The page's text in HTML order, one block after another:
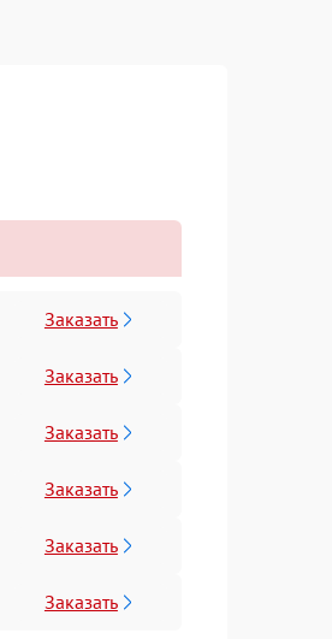
Заказать
Заказать
Заказать
Заказать
Заказать
Заказать